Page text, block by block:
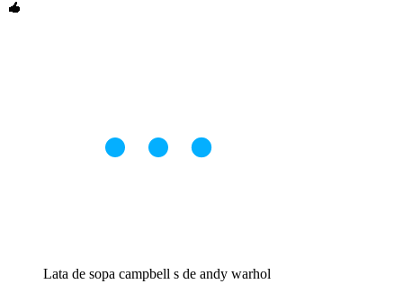
Lata de sopa campbell s de andy warhol